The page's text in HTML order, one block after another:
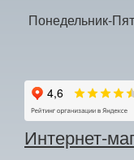
Понедельник-
Интернет-